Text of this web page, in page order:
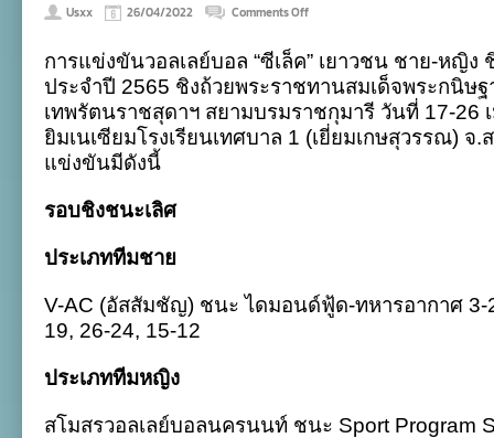
Usxx 26/04/2022 Comments Offon
นคร
นนท์
คว้า
แชมป์
ลูก
ยาง
การแข่งขันวอลเลย์บอล “ซีเล็ค” เยาวชน ชาย-หญิง
ประจำปี 2565 ชิงถ้วยพระราชทานสมเด็จพระกนิษฐ
เทพรัตนราชสุดาฯ สยามบรมราชกุมารี วันที่ 17-26
ยิมเนเซียมโรงเรียนเทศบาล 1 (เยี่ยมเกษสุวรรณ) จ
แข่งขันมีดังนี้
รอบชิงชนะเลิศ
ประเภททีมชาย
V-AC (อัสสัมชัญ) ชนะ ไดมอนด์ฟู้ด-ทหารอากาศ 3-
19, 26-24, 15-12
ประเภททีมหญิง
สโมสรวอลเลย์บอลนครนนท์ ชนะ Sport Program